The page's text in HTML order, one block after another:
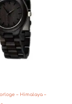
– Himalaya –